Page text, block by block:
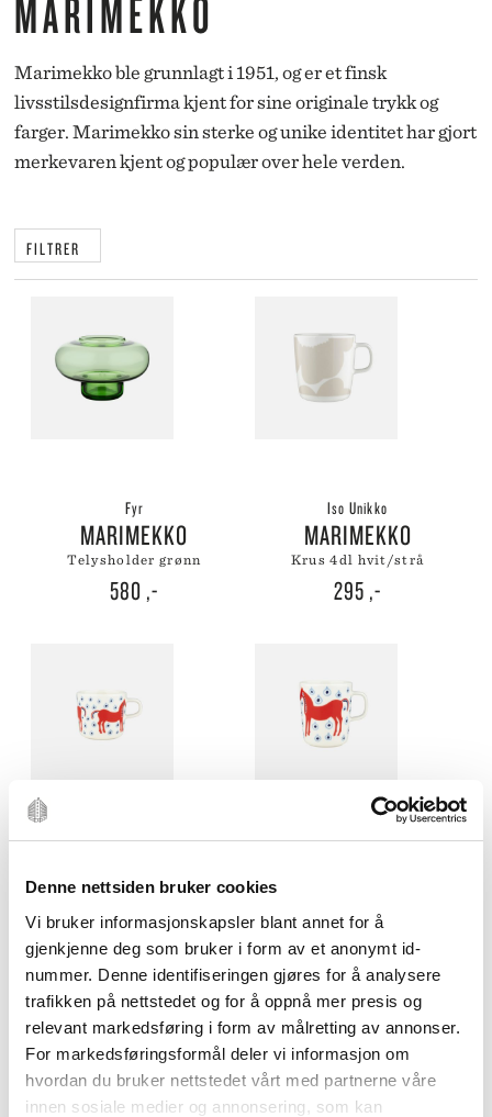
Denne nettsiden bruker cookies
Vi bruker informasjonskapsler blant annet for å
gjenkjenne deg som bruker i form av et anonymt id-
nummer. Denne identifiseringen gjøres for å analysere
trafikken på nettstedet og for å oppnå mer presis og
relevant markedsføring i form av målretting av annonser.
For markedsføringsformål deler vi informasjon om
hvordan du bruker nettstedet vårt med partnerne våre
innen sosiale medier og annonsering, som kan
Marimekko ble grunnlagt i 1951, og er et finsk
livsstilsdesignfirma kjent for sine originale trykk og
farger. Marimekko sin sterke og unike identitet har gjort
merkevaren kjent og populær over hele verden.
FILTRER
Fyr
MARIMEKKO
telysholder grønn
580 ,-
Iso Unikko
MARIMEKKO
krus 4dl hvit/strå
295 ,-
MARIMEKKO
hvit/rødoransje/lyseblå
230,-
UTSOLGT
hvit/rødoransje/lyseblå
255,-